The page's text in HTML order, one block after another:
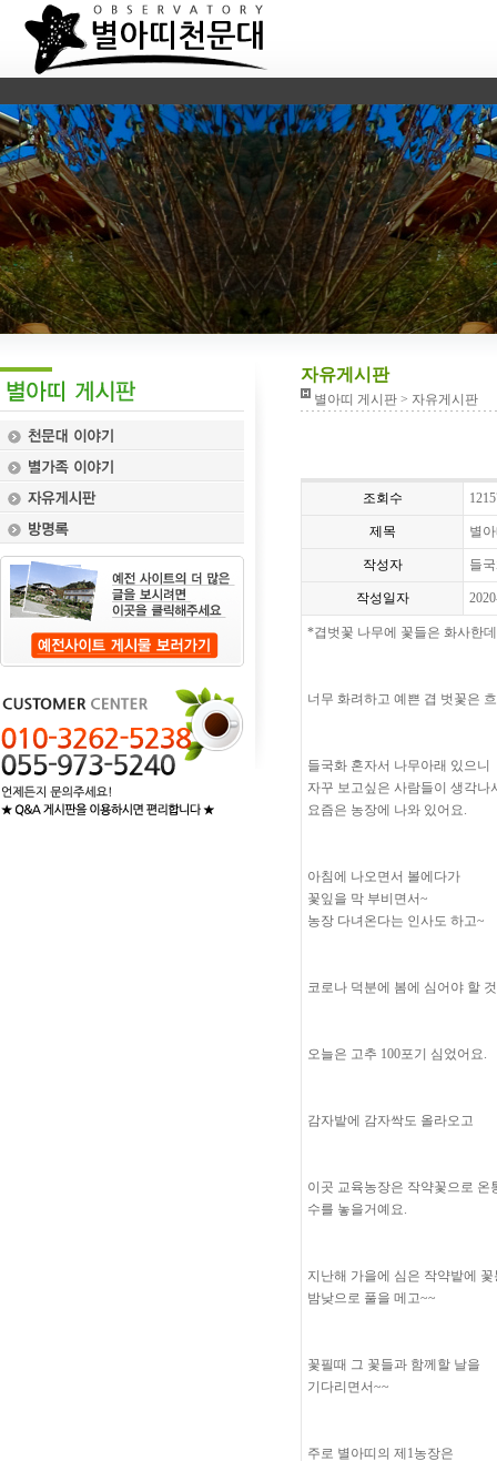
자유게시판
별아띠 게시판 > 자유게시판
조회수
제목 별
작성자 들
작성일자
*겹벗꽃 나무에 꽃들은 화사한
너무 화려하고 예쁜 겹 벗꽃은
들국화 혼자서 나무아래 있으니
자꾸 보고싶은 사람들이 생각나
요즘은 농장에 나와 있어요.
아침에 나오면서 볼에다가
꽃잎을 막 부비면서~
농장 다녀온다는 인사도 하고~
코로나 덕분에 봄에 심어야 할
오늘은 고추 100포기 심었어요.
감자밭에 감자싹도 올라오고
이곳 교육농장은 작약꽃으로 온
수를 놓을거예요.
지난해 가을에 심은 작약밭에
밤낮으로 풀을 메고~~
꽃필때 그 꽃들과 함께할 날을
기다리면서~~
주로 별아띠의 제1농장은